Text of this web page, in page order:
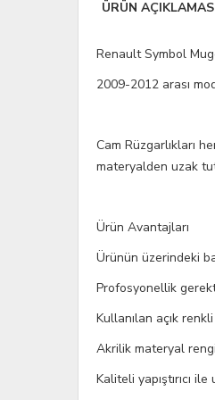
ÜRÜN
Renault Symbol
2009-2012 arası
Cam Rüzgarlıkları
materyalden uzak
Ürün Avantajları
Ürünün üzerindeki
Profosyonellik
Kullanılan açık
Akrilik materyal
Kaliteli yapıştırıcı